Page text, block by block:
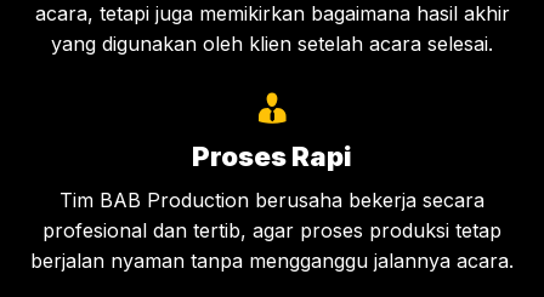
acara, tetapi juga memikirkan bagaimana hasil akhir
yang digunakan oleh klien setelah acara selesai.
Proses Rapi
Tim BAB Production berusaha bekerja secara
profesional dan tertib, agar proses produksi tetap
berjalan nyaman tanpa mengganggu jalannya acara.